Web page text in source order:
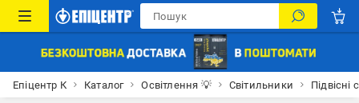
Епіцентр К Каталог Освітлення 💡 Світильники Підвісні